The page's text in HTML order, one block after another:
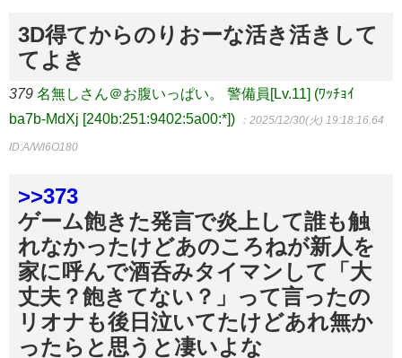
3D得てからのりおーな活き活きして
てよき
379 名無しさん＠お腹いっぱい。 警備員[Lv.11] (ﾜｯﾁｮｲ
ba7b-MdXj [240b:251:9402:5a00:*])
：2025/12/30(火) 19:18:16.64
ID:A/Wl6O180
>>373
ゲーム飽きた発言で炎上して誰も触
れなかったけどあのころねが新人を
家に呼んで酒呑みタイマンして「大
丈夫？飽きてない？」って言ったの
リオナも後日泣いてたけどあれ無か
ったらと思うと凄いよな